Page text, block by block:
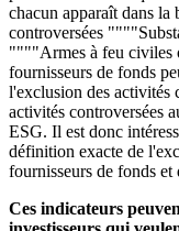
chacun apparaît dans la
controversées
""""Armes à feu civiles
fournisseurs de fonds
l'exclusion des activités
activités controversées
ESG. Il est donc
définition exacte de
fournisseurs de fonds et
Ces indicateurs